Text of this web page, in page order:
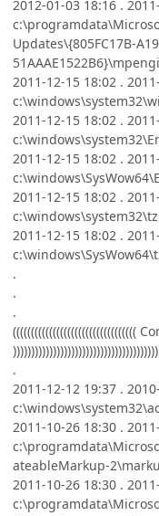
2012-01-03 18:16 .
Updates\{805FC17B-
2011-12-15 18:02 .
2011-12-15 18:02 .
2011-12-15 18:02 .
2011-12-15 18:02 .
2011-12-15 18:02 .
.
.
.
((((((((((((((((((((((((((((((((((
.
2011-12-12 19:37 .
2011-10-26 18:30 .
ateableMarkup-
2011-10-26 18:30 .